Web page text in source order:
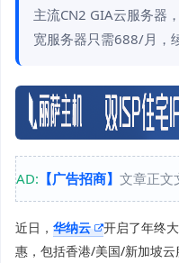
主流CN2 GIA云服务器
宽服务器只需688/月，
AD: 【广告招商】 文章正文
近日， 华纳云
开启了年终
惠，包括香港/美国/新加坡